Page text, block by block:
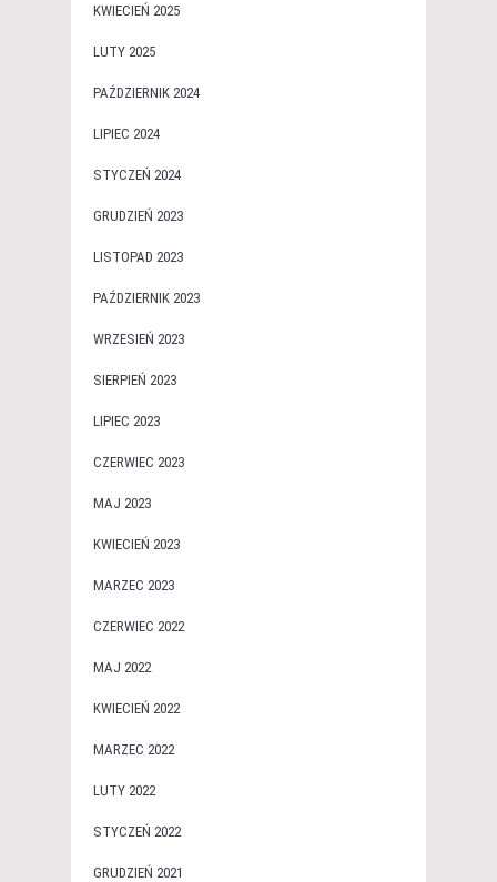
KWIECIEŃ 2025
LUTY 2025
PAŹDZIERNIK 2024
LIPIEC 2024
STYCZEŃ 2024
GRUDZIEŃ 2023
LISTOPAD 2023
PAŹDZIERNIK 2023
WRZESIEŃ 2023
SIERPIEŃ 2023
LIPIEC 2023
CZERWIEC 2023
MAJ 2023
KWIECIEŃ 2023
MARZEC 2023
CZERWIEC 2022
MAJ 2022
KWIECIEŃ 2022
MARZEC 2022
LUTY 2022
STYCZEŃ 2022
GRUDZIEŃ 2021